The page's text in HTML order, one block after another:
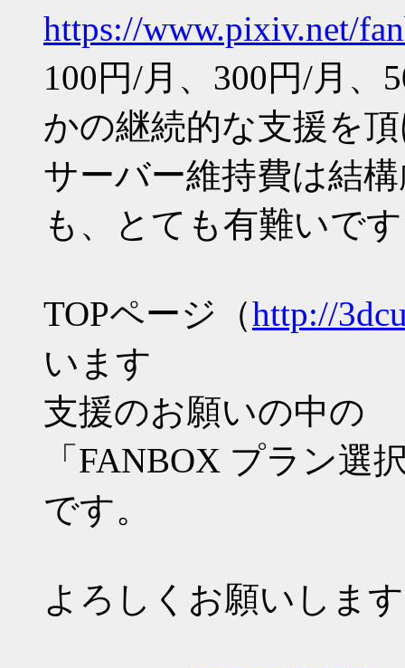
https://www.pixiv.net/
100円/月、300円/月、
かの継続的な支援を
サーバー維持費は結
も、とても有難いで
TOPページ（http://
います
支援のお願いの中の
「FANBOX プラン選
です。
よろしくお願いしま